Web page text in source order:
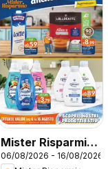
Mister Risparmio
volantino
06/08/2026 - 16/08/2026